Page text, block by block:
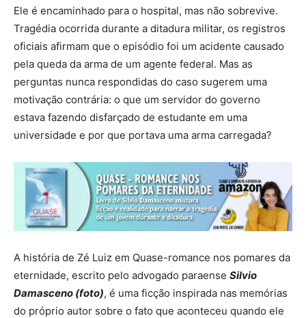
Ele é encaminhado para o hospital, mas não sobrevive.
Tragédia ocorrida durante a ditadura militar, os registros
oficiais afirmam que o episódio foi um acidente causado
pela queda da arma de um agente federal. Mas as
perguntas nunca respondidas do caso sugerem uma
motivação contrária: o que um servidor do governo
estava fazendo disfarçado de estudante em uma
universidade e por que portava uma arma carregada?
A história de Zé Luiz em Quase-romance nos pomares da
eternidade, escrito pelo advogado paraense Silvio
Damasceno (foto), é uma ficção inspirada nas memórias
do próprio autor sobre o fato que aconteceu quando ele